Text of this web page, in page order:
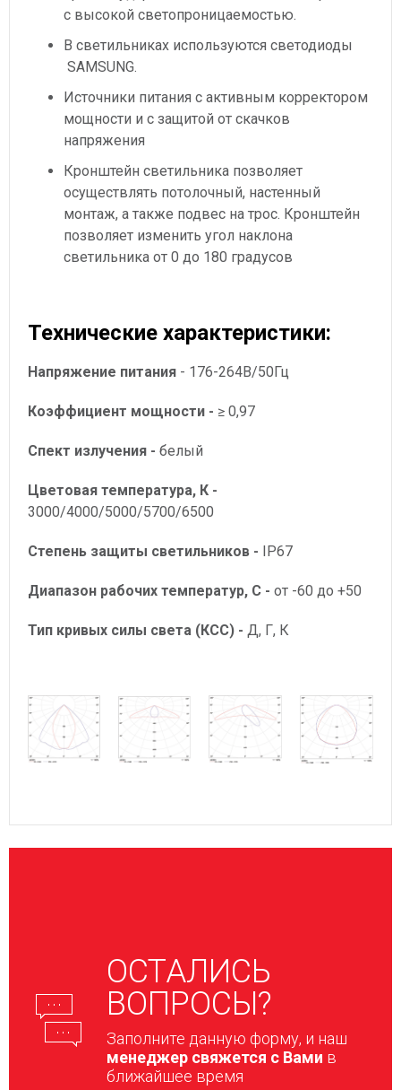
с высокой светопроницаемостью.
В светильниках используются светодиоды
SAMSUNG.
Источники питания с активным корректором
мощности и с защитой от скачков
напряжения
Кронштейн светильника позволяет
осуществлять потолочный, настенный
монтаж, а также подвес на трос. Кронштейн
позволяет изменить угол наклона
светильника от 0 до 180 градусов
Технические характеристики:
Напряжение питания - 176-264В/50Гц
Коэффициент мощности - ≥ 0,97
Спект излучения - белый
Цветовая температура, К -
3000/4000/5000/5700/6500
Степень защиты светильников - IP67
Диапазон рабочих температур, С - от -60 до +50
Тип кривых силы света (КСС) - Д, Г, К
ОСТАЛИСЬ
ВОПРОСЫ?
Заполните данную форму, и наш
менеджер свяжется с Вами в
ближайшее время